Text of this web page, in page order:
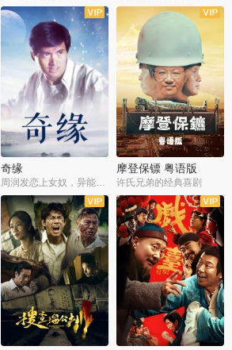
奇缘
周润发恋上女奴，异能护体战邪派
摩登保镖 粤语版
许氏兄弟的经典喜剧